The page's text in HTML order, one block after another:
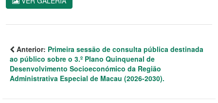
Anterior: Primeira sessão de consulta pública destinada
ao público sobre o 3.º Plano Quinquenal de
Desenvolvimento Socioeconómico da Região
Administrativa Especial de Macau (2026-2030).